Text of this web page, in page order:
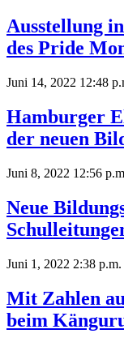
Ausstellung
des Pride
Juni 14, 2022 12:48
Hamburger
der neuen
Juni 8, 2022 12:56
Neue
Juni 1, 2022 2:38 p.m.
Mit Zahlen
beim